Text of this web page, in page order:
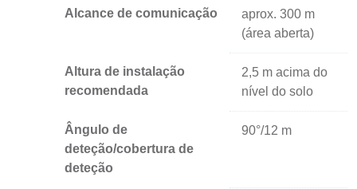
Alcance de comunicação
aprox. 300 m
(área aberta)
Altura de instalação
recomendada
2,5 m acima do
nível do solo
Ângulo de
deteção/cobertura de
deteção
90°/12 m